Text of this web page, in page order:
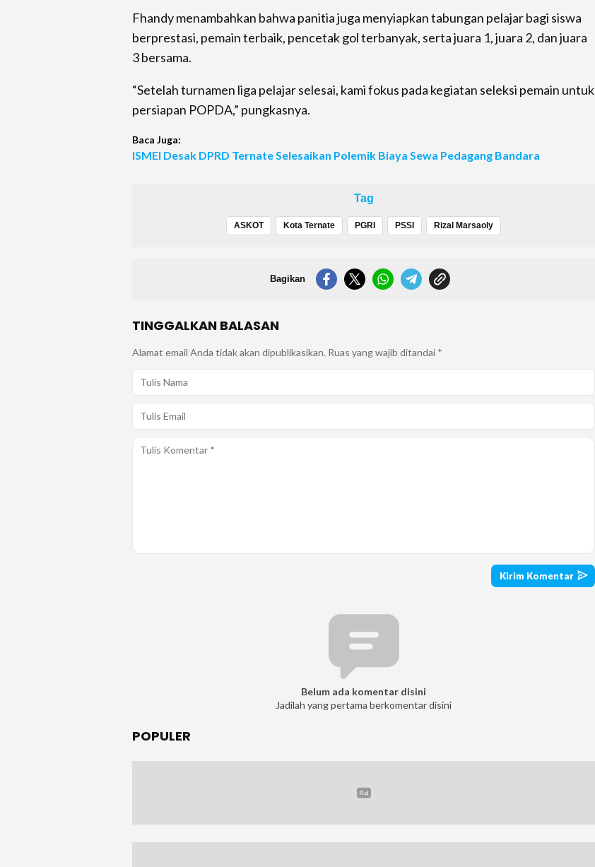
Fhandy menambahkan bahwa panitia juga menyiapkan tabungan pelajar bagi siswa
berprestasi, pemain terbaik, pencetak gol terbanyak, serta juara 1, juara 2, dan juara
3 bersama.
“Setelah turnamen liga pelajar selesai, kami fokus pada kegiatan seleksi pemain untuk
persiapan POPDA,” pungkasnya.
Baca Juga:
ISMEI Desak DPRD Ternate Selesaikan Polemik Biaya Sewa Pedagang Bandara
Tag
ASKOT Kota Ternate PGRI PSSI Rizal Marsaoly
Bagikan
TINGGALKAN BALASAN
Alamat email Anda tidak akan dipublikasikan. Ruas yang wajib ditandai *
Belum ada komentar disini
Jadilah yang pertama berkomentar disini
POPULER